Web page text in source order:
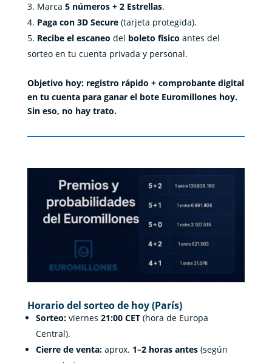
Marca 5 números + 2 Estrellas.
Paga con 3D Secure(tarjeta protegida).
Recibe el escaneo del boleto físico antes del
sorteo en tu cuenta privada y personal.
Objetivo hoy: registro rápido + comprobante digital
en tu cuenta para ganar el bote Euromillones hoy.
Sin eso, no hay trato.
Horario del sorteo de hoy (París)
Sorteo:viernes 21:00 CET(hora de Europa
Central).
Cierre de venta:aprox. 1–2 horas antes(según